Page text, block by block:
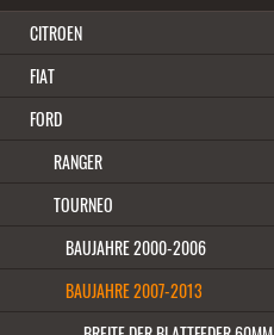
CITROEN
FIAT
FORD
RANGER
TOURNEO
BAUJAHRE 2000-2006
BAUJAHRE 2007-2013